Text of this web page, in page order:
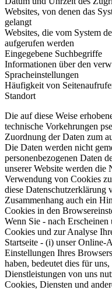
Websites, von denen das
gelangt
Websites, die vom System
aufgerufen werden
Eingegebene Suchbegriffe
Informationen über den
Spracheinstellungen
Häufigkeit von
Standort
Die auf diese Weise
technische Vorkehrungen
Zuordnung der Daten zum
Die Daten werden nicht
personenbezogenen Daten
unserer Website werden die
Verwendung von Cookies
diese Datenschutzerklärung
Zusammenhang auch ein
Cookies in den
Wenn Sie - nach
Cookies und zur Analyse
Startseite - (i) unser Online-
Einstellungen Ihres
haben, bedeutet dies für
Dienstleistungen von uns
Cookies, Diensten und